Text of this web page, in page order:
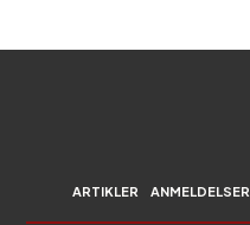
ARTIKLER ANMELDELSER